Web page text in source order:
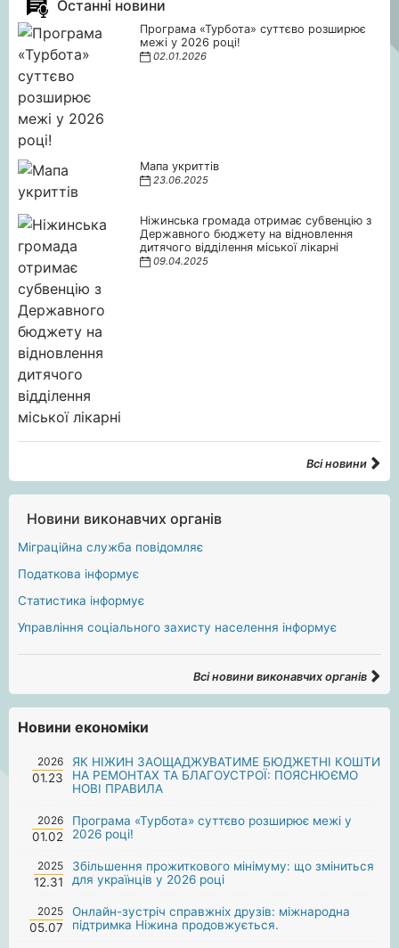
Останні новини
Програма «Турбота» суттєво розширює
межі у 2026 році!
02.01.2026
Мапа укриттів
23.06.2025
Ніжинська громада отримає субвенцію з
Державного бюджету на відновлення
дитячого відділення міської лікарні
09.04.2025
Всі новини
Новини виконавчих органів
Міграційна служба повідомляє
Податкова інформує
Статистика інформує
Управління соціального захисту населення інформує
Всі новини виконавчих органів
Новини економіки
2026
01.23
ЯК НІЖИН ЗАОЩАДЖУВАТИМЕ БЮДЖЕТНІ КОШТИ
НА РЕМОНТАХ ТА БЛАГОУСТРОЇ: ПОЯСНЮЄМО
НОВІ ПРАВИЛА
2026
01.02
Програма «Турбота» суттєво розширює межі у
2026 році!
2025
12.31
Збільшення прожиткового мінімуму: що зміниться
для українців у 2026 році
2025
05.07
Онлайн-зустріч справжніх друзів: міжнародна
підтримка Ніжина продовжується.